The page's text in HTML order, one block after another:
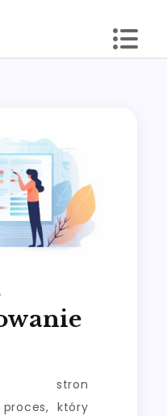
stron
który